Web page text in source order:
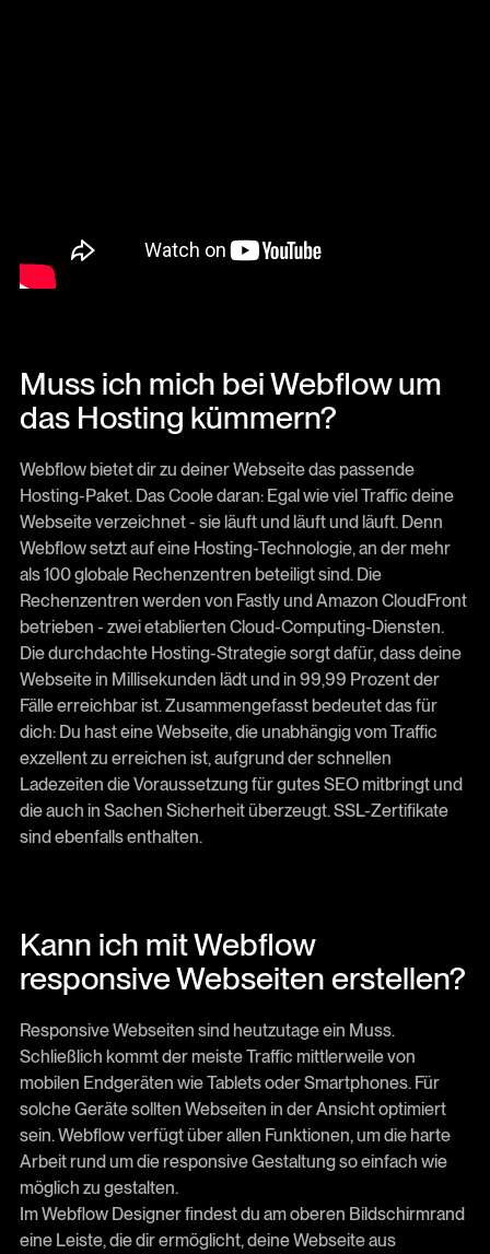
Muss ich mich bei Webflow um
das Hosting kümmern?
Webflow bietet dir zu deiner Webseite das passende
Hosting-Paket. Das Coole daran: Egal wie viel Traffic deine
Webseite verzeichnet - sie läuft und läuft und läuft. Denn
Webflow setzt auf eine Hosting-Technologie, an der mehr
als 100 globale Rechenzentren beteiligt sind. Die
Rechenzentren werden von Fastly und Amazon CloudFront
betrieben - zwei etablierten Cloud-Computing-Diensten.
Die durchdachte Hosting-Strategie sorgt dafür, dass deine
Webseite in Millisekunden lädt und in 99,99 Prozent der
Fälle erreichbar ist. Zusammengefasst bedeutet das für
dich: Du hast eine Webseite, die unabhängig vom Traffic
exzellent zu erreichen ist, aufgrund der schnellen
Ladezeiten die Voraussetzung für gutes SEO mitbringt und
die auch in Sachen Sicherheit überzeugt. SSL-Zertifikate
sind ebenfalls enthalten.
Kann ich mit Webflow
responsive Webseiten erstellen?
Responsive Webseiten sind heutzutage ein Muss.
Schließlich kommt der meiste Traffic mittlerweile von
mobilen Endgeräten wie Tablets oder Smartphones. Für
solche Geräte sollten Webseiten in der Ansicht optimiert
sein. Webflow verfügt über allen Funktionen, um die harte
Arbeit rund um die responsive Gestaltung so einfach wie
möglich zu gestalten.
Im Webflow Designer findest du am oberen Bildschirmrand
eine Leiste, die dir ermöglicht, deine Webseite aus